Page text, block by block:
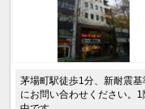
茅場町駅徒歩1分、新耐震
にお問い合わせください。